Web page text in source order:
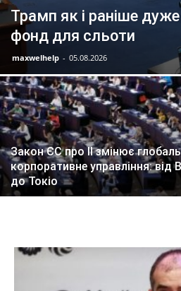
Трамп як і раніше
фонд для сльоти
maxwelhelp - 05.08.2026
Закон ЄС про ІІ змінює
корпоративне управління: від
до Токіо